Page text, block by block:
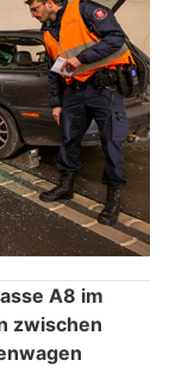
A8 im
zwischen